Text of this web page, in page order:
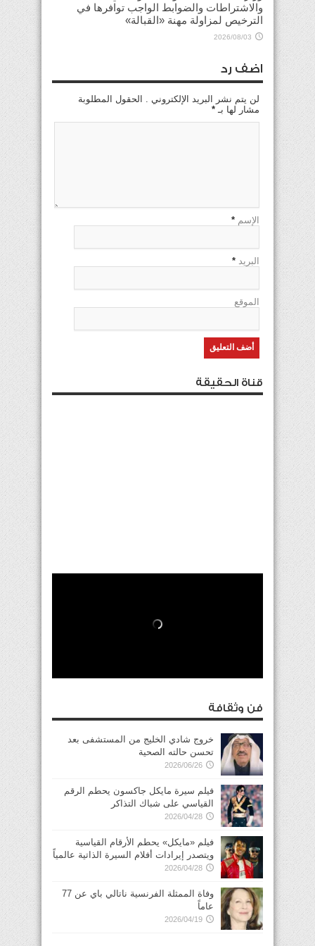
والاشتراطات والضوابط الواجب توافرها في
الترخيص لمزاولة مهنة «القبالة»
2026/08/03
اضف رد
لن يتم نشر البريد الإلكتروني . الحقول المطلوبة
مشار لها بـ *
الإسم *
البريد *
الموقع
قناة الحقيقة
فن وثقافة
خروج شادي الخليج من المستشفى بعد
تحسن حالته الصحية
2026/06/26
فيلم سيرة مايكل جاكسون يحطم الرقم
القياسي على شباك التذاكر
2026/04/28
فيلم «مايكل» يحطم الأرقام القياسية
ويتصدر إيرادات أفلام السيرة الذاتية عالمياً
2026/04/28
وفاة الممثلة الفرنسية ناتالي باي عن 77
عاماً
2026/04/19